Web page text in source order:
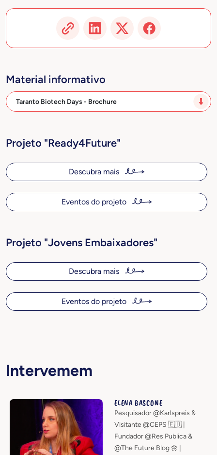
Material informativo
Taranto Biotech Days - Brochure
Projeto "Ready4Future"
Descubra mais
Eventos do projeto
Projeto "Jovens Embaixadores"
Descubra mais
Eventos do projeto
Intervemem
ELENA BASCONE
Pesquisador @Karlspreis &
Visitante @CEPS 🇪🇺 |
Fundador @Res Publica &
@The Future Blog 🌼 |